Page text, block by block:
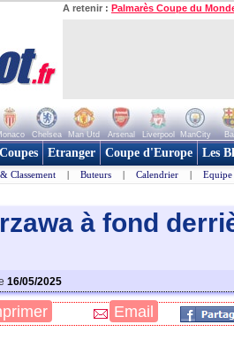
A retenir : Palmarès Coupe du
Chelsea Man Utd Arsenal Liverpool ManCity
Etranger Coupe d'Europe Les
Classement | Buteurs | Calendrier | Equipe
à fond
16/05/2025
Email